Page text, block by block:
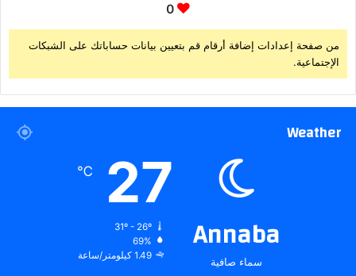
0
من صفحة إعدادات إضافة أرقام قم بتعيين بيانات حساباتك على الشبكات
الإجتماعية.
Weather
Annaba
سماء صافية
27
℃
31º - 26º
69%
1.49 كيلومتر/ساعة